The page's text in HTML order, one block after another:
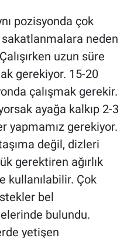
pozisyonda çok
sakatlanmalara neden
uzun süre
gerekiyor. 15-20
çalışmak gerekir.
ayağa kalkıp 2-3
yapmamız gerekiyor.
değil, dizleri
gerektiren ağırlık
kullanılabilir. Çok
bel
bulundu.
yetişen